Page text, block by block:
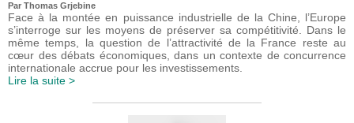
Par Thomas Grjebine
Face à la montée en puissance industrielle de la Chine, l’Europe
s’interroge sur les moyens de préserver sa compétitivité. Dans le
même temps, la question de l’attractivité de la France reste au
cœur des débats économiques, dans un contexte de concurrence
internationale accrue pour les investissements.
Lire la suite >